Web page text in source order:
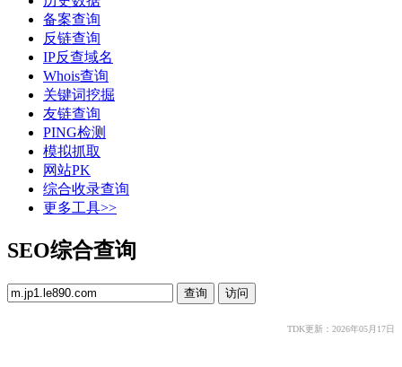
备案查询
反链查询
IP反查域名
Whois查询
关键词挖掘
友链查询
PING检测
模拟抓取
网站PK
综合收录查询
更多工具>>
SEO综合查询
TDK更新：2026年05月17日